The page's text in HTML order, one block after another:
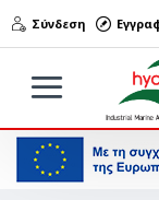
Σύνδεση